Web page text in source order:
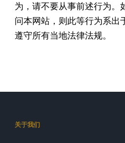
为，请不要从事前述行为。
问本网站，则此等行为系出
遵守所有当地法律法规。
关于我们